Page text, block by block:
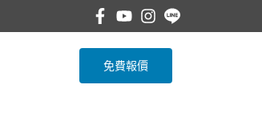
免費報價